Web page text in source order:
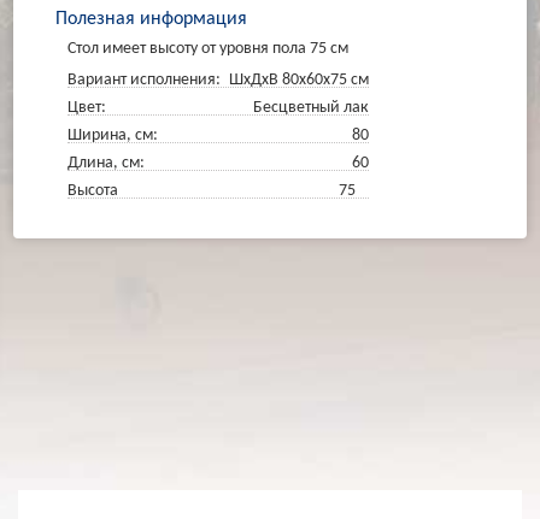
Полезная информация
Стол имеет высоту от уровня пола 75 см
Вариант исполнения:
ШхДхВ 80х60х75 см
Цвет:
Бесцветный лак
Ширина, см:
80
Длина, см:
60
Высота 75